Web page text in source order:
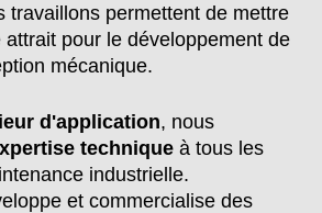
travaillons permettent de mettre
pour le développement de
mécanique.
d'application, nous
technique à tous les
industrielle.
et commercialise des